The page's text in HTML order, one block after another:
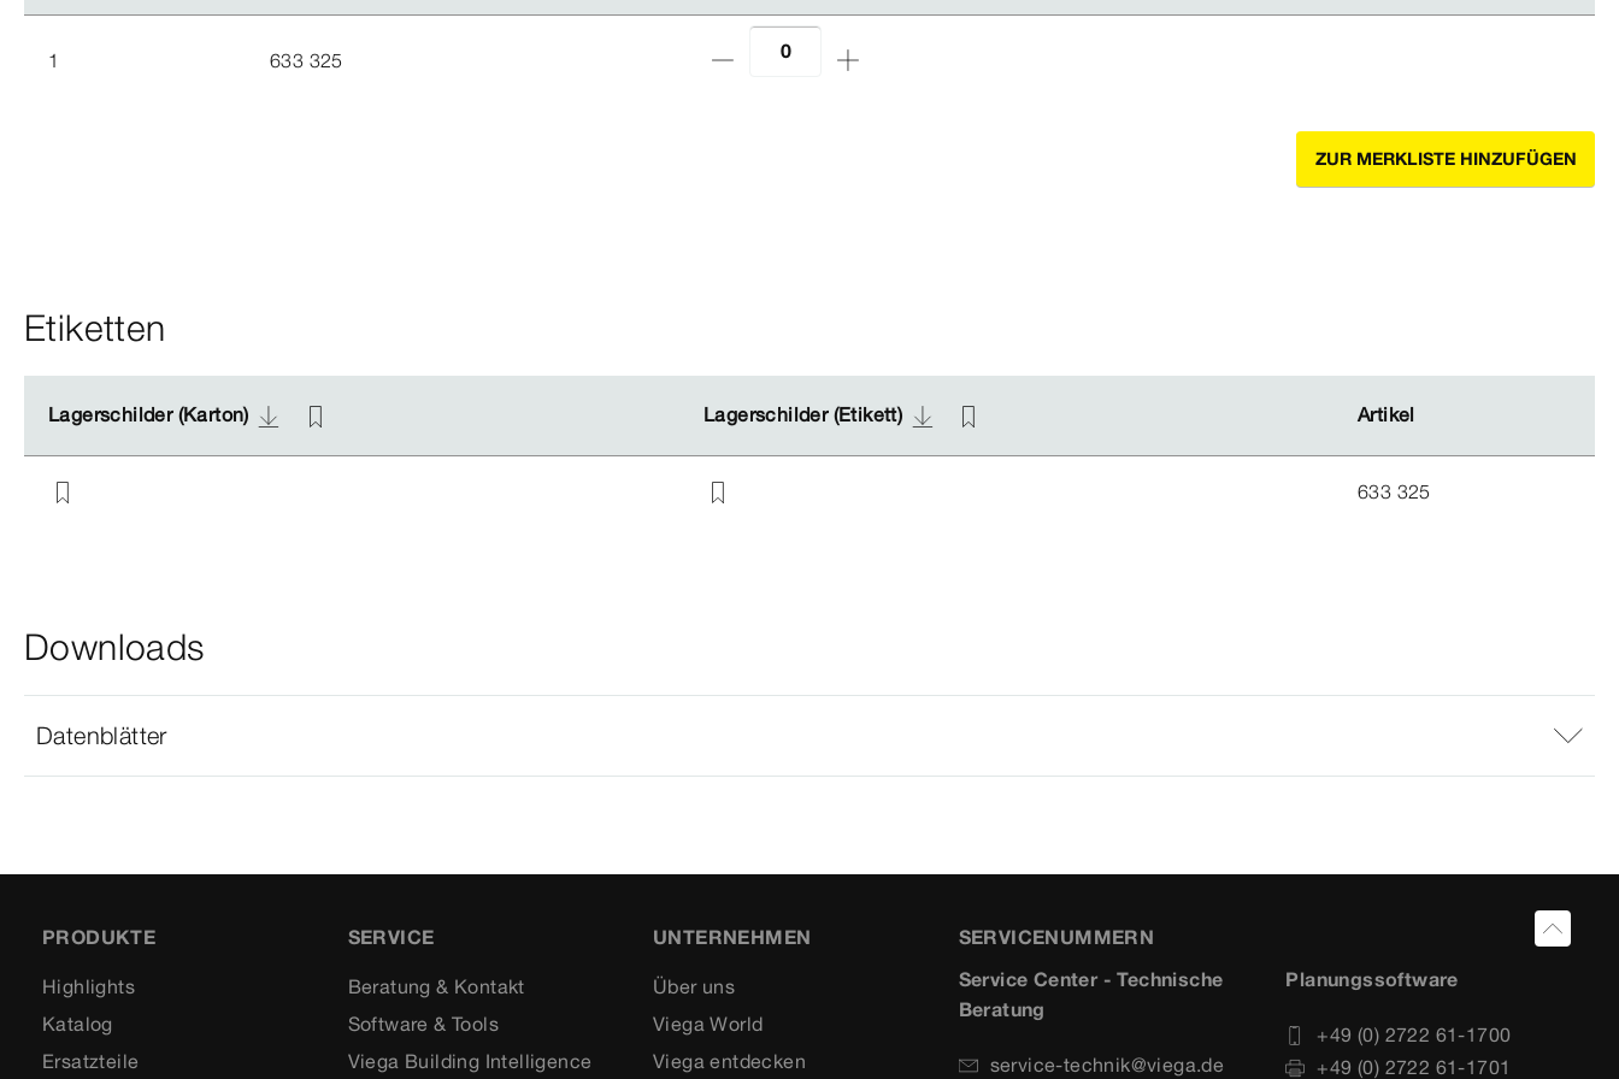
1 633 325
ZUR MERKLISTE HINZUFÜGEN
Etiketten
Lagerschilder (Karton) Lagerschilder (Etikett) Artikel
Lagerschilder (Karton) Lagerschilder (Etikett) Artikel
633 325
Downloads
Datenblätter
PRODUKTE
Highlights
Katalog
Ersatzteile
SERVICE
Beratung & Kontakt
Software & Tools
Viega Building Intelligence
UNTERNEHMEN
Über uns
Viega World
Viega entdecken
SERVICENUMMERN
Service Center - Technische
Beratung
service-technik@viega.de
Planungssoftware
+49 (0) 2722 61-1700
+49 (0) 2722 61-1701